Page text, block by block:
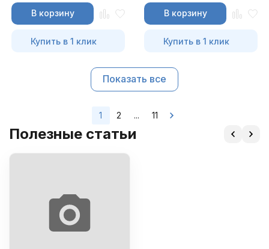
В корзину
Купить в 1 клик
В корзину
Купить в 1 клик
Показать все
1 2 ... 11
Полезные статьи